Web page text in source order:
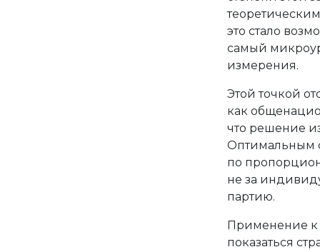
это стало
самый
измерения.
Этой точкой
как
что решение
Оптимальным
по
не за
партию.
Применение к
показаться